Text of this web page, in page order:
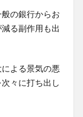
の銀行からお
る副作用も出
よる景気の悪
々に打ち出し